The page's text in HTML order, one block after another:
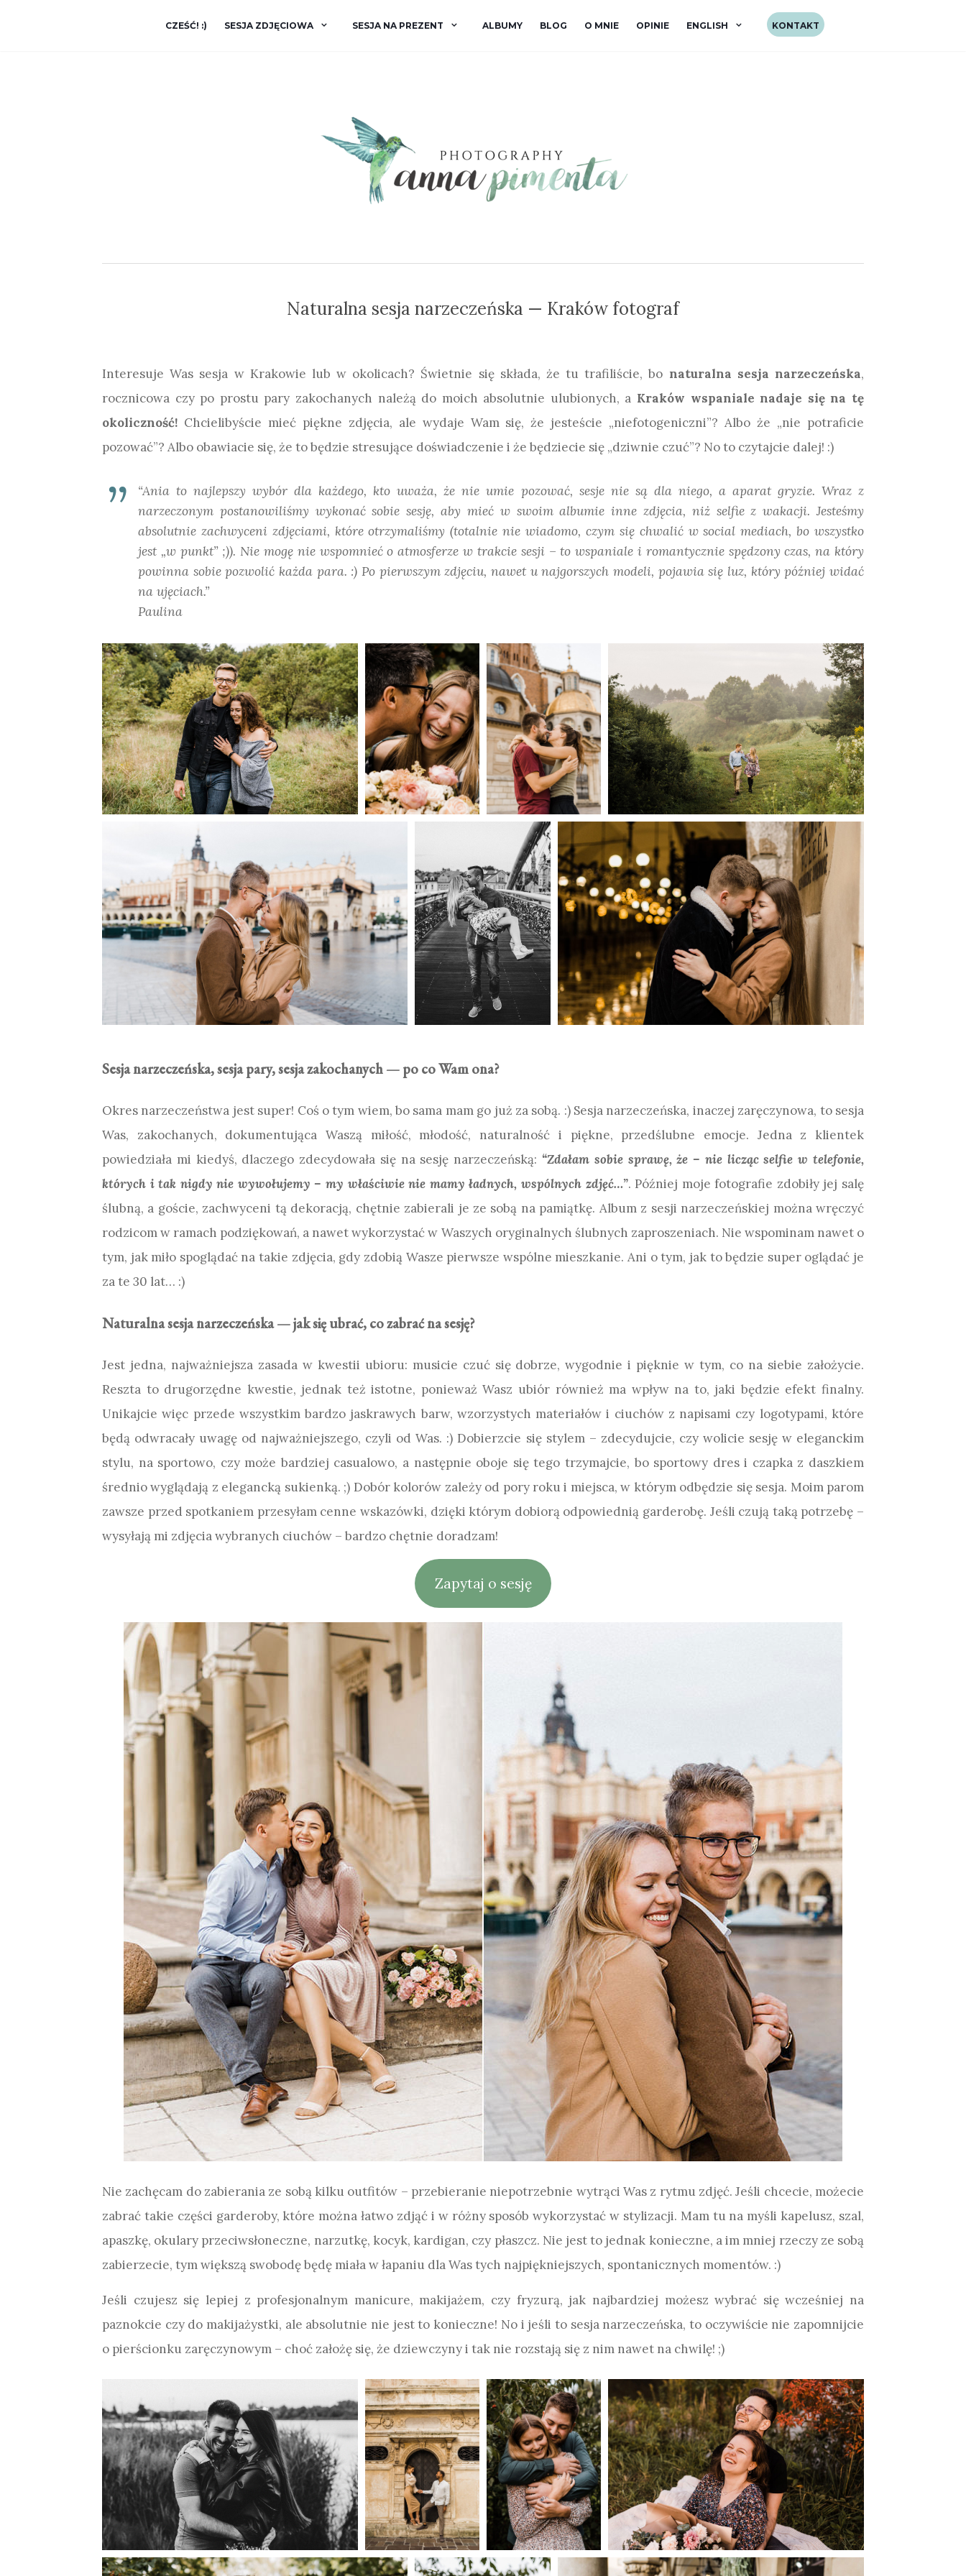
CZEŚĆ! :) SESJA ZDJĘCIOWA SESJA NA PREZENT ALBUMY BLOG O MNIE OPINIE ENGLISH KONTAKT
Naturalna sesja narzeczeńska — Kraków fotograf
Interesuje Was sesja w Krakowie lub w okolicach? Świetnie się składa, że tu trafiliście, bo naturalna sesja narzeczeńska,
rocznicowa czy po prostu pary zakochanych należą do moich absolutnie ulubionych, a Kraków wspaniale nadaje się na tę
okoliczność! Chcielibyście mieć piękne zdjęcia, ale wydaje Wam się, że jesteście „niefotogeniczni”? Albo że „nie potraficie
pozować”? Albo obawiacie się, że to będzie stresujące doświadczenie i że będziecie się „dziwnie czuć”? No to czytajcie dalej! :)
“Ania to najlepszy wybór dla każdego, kto uważa, że nie umie pozować, sesje nie są dla niego, a aparat gryzie. Wraz z
narzeczonym postanowiliśmy wykonać sobie sesję, aby mieć w swoim albumie inne zdjęcia, niż selfie z wakacji. Jesteśmy
absolutnie zachwyceni zdjęciami, które otrzymaliśmy (totalnie nie wiadomo, czym się chwalić w social mediach, bo wszystko
jest „w punkt” ;)). Nie mogę nie wspomnieć o atmosferze w trakcie sesji – to wspaniale i romantycznie spędzony czas, na który
powinna sobie pozwolić każda para. :) Po pierwszym zdjęciu, nawet u najgorszych modeli, pojawia się luz, który później widać
na ujęciach.”
Paulina
Sesja narzeczeńska, sesja pary, sesja zakochanych — po co Wam ona?
Okres narzeczeństwa jest super! Coś o tym wiem, bo sama mam go już za sobą. :) Sesja narzeczeńska, inaczej zaręczynowa, to sesja
Was, zakochanych, dokumentująca Waszą miłość, młodość, naturalność i piękne, przedślubne emocje. Jedna z klientek
powiedziała mi kiedyś, dlaczego zdecydowała się na sesję narzeczeńską: “Zdałam sobie sprawę, że – nie licząc selfie w telefonie,
których i tak nigdy nie wywołujemy – my właściwie nie mamy ładnych, wspólnych zdjęć…”. Później moje fotografie zdobiły jej salę
ślubną, a goście, zachwyceni tą dekoracją, chętnie zabierali je ze sobą na pamiątkę. Album z sesji narzeczeńskiej można wręczyć
rodzicom w ramach podziękowań, a nawet wykorzystać w Waszych oryginalnych ślubnych zaproszeniach. Nie wspominam nawet o
tym, jak miło spoglądać na takie zdjęcia, gdy zdobią Wasze pierwsze wspólne mieszkanie. Ani o tym, jak to będzie super oglądać je
za te 30 lat… :)
Naturalna sesja narzeczeńska — jak się ubrać, co zabrać na sesję?
Jest jedna, najważniejsza zasada w kwestii ubioru: musicie czuć się dobrze, wygodnie i pięknie w tym, co na siebie założycie.
Reszta to drugorzędne kwestie, jednak też istotne, ponieważ Wasz ubiór również ma wpływ na to, jaki będzie efekt finalny.
Unikajcie więc przede wszystkim bardzo jaskrawych barw, wzorzystych materiałów i ciuchów z napisami czy logotypami, które
będą odwracały uwagę od najważniejszego, czyli od Was. :) Dobierzcie się stylem – zdecydujcie, czy wolicie sesję w eleganckim
stylu, na sportowo, czy może bardziej casualowo, a następnie oboje się tego trzymajcie, bo sportowy dres i czapka z daszkiem
średnio wyglądają z elegancką sukienką. ;) Dobór kolorów zależy od pory roku i miejsca, w którym odbędzie się sesja. Moim parom
zawsze przed spotkaniem przesyłam cenne wskazówki, dzięki którym dobiorą odpowiednią garderobę. Jeśli czują taką potrzebę –
wysyłają mi zdjęcia wybranych ciuchów – bardzo chętnie doradzam!
Zapytaj o sesję
Nie zachęcam do zabierania ze sobą kilku outfitów – przebieranie niepotrzebnie wytrąci Was z rytmu zdjęć. Jeśli chcecie, możecie
zabrać takie części garderoby, które można łatwo zdjąć i w różny sposób wykorzystać w stylizacji. Mam tu na myśli kapelusz, szal,
apaszkę, okulary przeciwsłoneczne, narzutkę, kocyk, kardigan, czy płaszcz. Nie jest to jednak konieczne, a im mniej rzeczy ze sobą
zabierzecie, tym większą swobodę będę miała w łapaniu dla Was tych najpiękniejszych, spontanicznych momentów. :)
Jeśli czujesz się lepiej z profesjonalnym manicure, makijażem, czy fryzurą, jak najbardziej możesz wybrać się wcześniej na
paznokcie czy do makijażystki, ale absolutnie nie jest to konieczne! No i jeśli to sesja narzeczeńska, to oczywiście nie zapomnijcie
o pierścionku zaręczynowym – choć założę się, że dziewczyny i tak nie rozstają się z nim nawet na chwilę! ;)